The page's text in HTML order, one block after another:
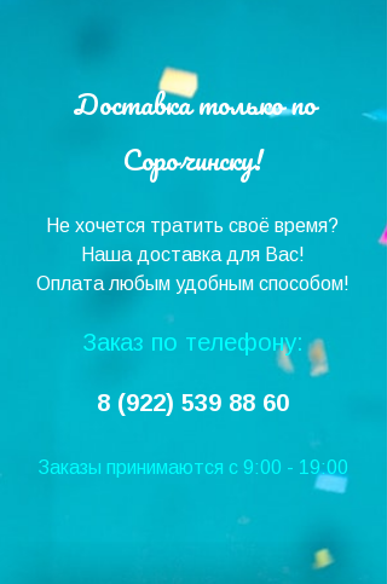
Доставка только по
Сорочинску!
Не хочется тратить своё время?
Наша доставка для Вас!
Оплата любым удобным способом!
Заказ по телефону:
8 (922) 539 88 60
Заказы принимаются с 9:00 - 19:00